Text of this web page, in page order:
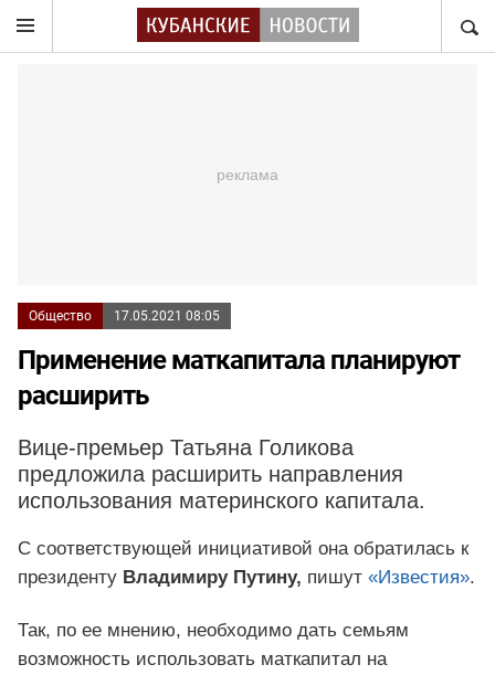
Общество 17.05.2021 08:05
Применение маткапитала планируют
расширить
Вице-премьер Татьяна Голикова
предложила расширить направления
использования материнского капитала.
С соответствующей инициативой она обратилась к
президенту Владимиру Путину, пишут «Известия».
Так, по ее мнению, необходимо дать семьям
возможность использовать маткапитал на